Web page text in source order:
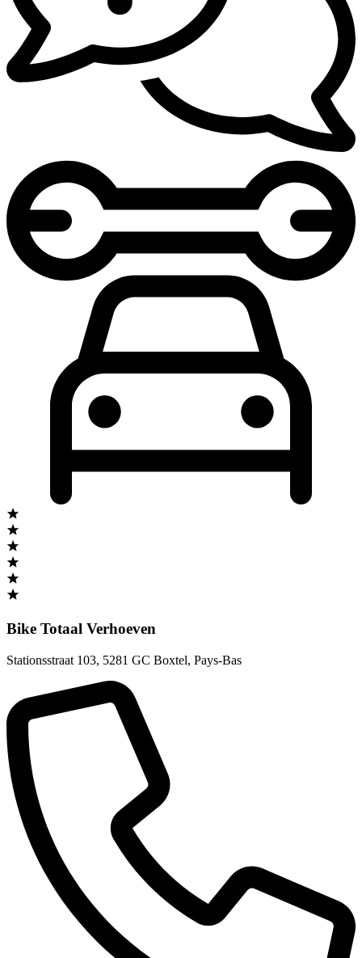
Bike Totaal Verhoeven
Stationsstraat 103, 5281 GC Boxtel, Pays-Bas